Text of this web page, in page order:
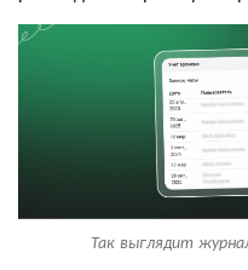
Так выглядит